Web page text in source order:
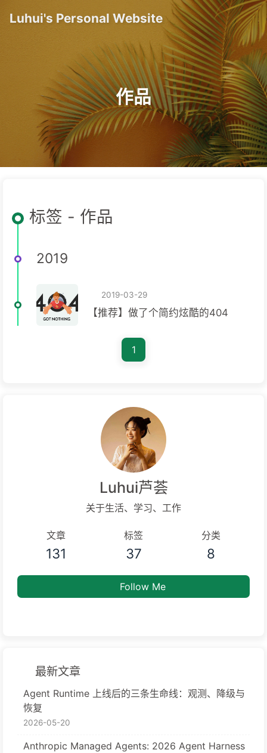
Luhui's Personal Website
作品
标签 - 作品
2019
2019-03-29
【推荐】做了个简约炫酷的404
1
Luhui芦荟
关于生活、学习、工作
文章
131
标签
37
分类
8
Follow Me
最新文章
Agent Runtime 上线后的三条生命线：观测、降级与
恢复
2026-05-20
Anthropic Managed Agents: 2026 Agent Harness